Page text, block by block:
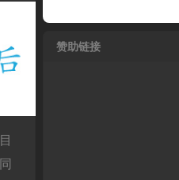
赞助链接